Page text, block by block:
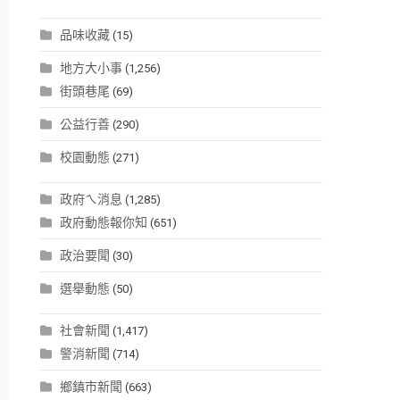
品味收藏 (15)
地方大小事 (1,256)
街頭巷尾 (69)
公益行善 (290)
校園動態 (271)
政府ㄟ消息 (1,285)
政府動態報你知 (651)
政治要聞 (30)
選舉動態 (50)
社會新聞 (1,417)
警消新聞 (714)
鄉鎮市新聞 (663)